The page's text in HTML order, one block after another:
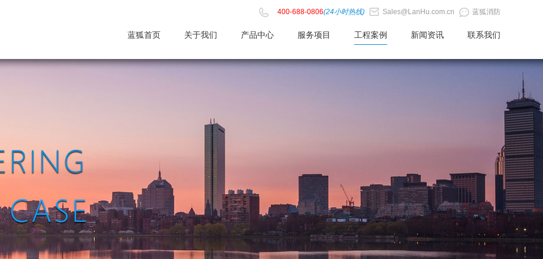
400-688-0806(24小时热线) Sales@LanHu.com.cn 蓝狐消防
蓝狐首页 关于我们 产品中心 服务项目 工程案例 新闻资讯 联系我们